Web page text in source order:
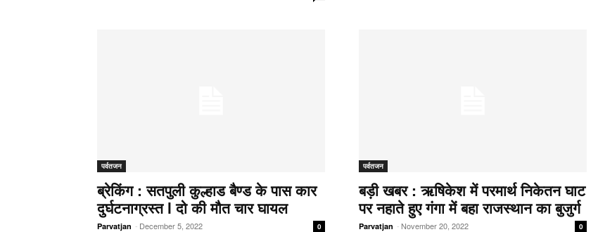
पर्वतजन
ब्रेकिंग : सतपुली कुल्हाड बैण्ड के पास कार
दुर्घटनाग्रस्त l दो की मौत चार घायल
Parvatjan - December 5, 2022 0
पर्वतजन
बड़ी खबर : ऋषिकेश में परमार्थ निकेतन घाट
पर नहाते हुए गंगा में बहा राजस्थान का बुजुर्ग
Parvatjan - November 20, 2022 0